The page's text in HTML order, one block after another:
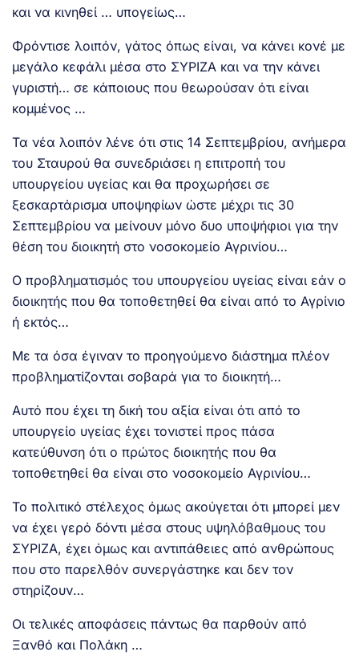
και να κινηθεί … υπογείως…
Φρόντισε λοιπόν, γάτος όπως είναι, να κάνει κονέ με
μεγάλο κεφάλι μέσα στο ΣΥΡΙΖΑ και να την κάνει
γυριστή… σε κάποιους που θεωρούσαν ότι είναι
κομμένος …
Τα νέα λοιπόν λένε ότι στις 14 Σεπτεμβρίου, ανήμερα
του Σταυρού θα συνεδριάσει η επιτροπή του
υπουργείου υγείας και θα προχωρήσει σε
ξεσκαρτάρισμα υποψηφίων ώστε μέχρι τις 30
Σεπτεμβρίου να μείνουν μόνο δυο υποψήφιοι για την
θέση του διοικητή στο νοσοκομείο Αγρινίου…
Ο προβληματισμός του υπουργείου υγείας είναι εάν ο
διοικητής που θα τοποθετηθεί θα είναι από το Αγρίνιο
ή εκτός…
Με τα όσα έγιναν το προηγούμενο διάστημα πλέον
προβληματίζονται σοβαρά για το διοικητή…
Αυτό που έχει τη δική του αξία είναι ότι από το
υπουργείο υγείας έχει τονιστεί προς πάσα
κατεύθυνση ότι ο πρώτος διοικητής που θα
τοποθετηθεί θα είναι στο νοσοκομείο Αγρινίου…
Το πολιτικό στέλεχος όμως ακούγεται ότι μπορεί μεν
να έχει γερό δόντι μέσα στους υψηλόβαθμους του
ΣΥΡΙΖΑ, έχει όμως και αντιπάθειες από ανθρώπους
που στο παρελθόν συνεργάστηκε και δεν τον
στηρίζουν…
Οι τελικές αποφάσεις πάντως θα παρθούν από
Ξανθό και Πολάκη …